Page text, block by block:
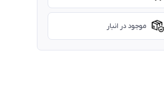
موجود در انبار